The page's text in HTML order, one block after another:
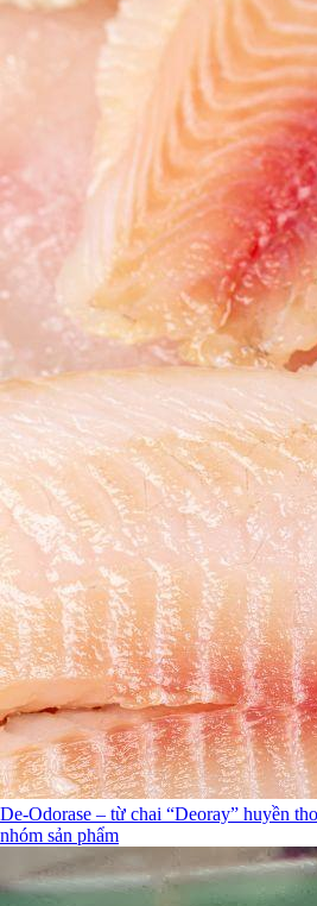
De-Odorase – từ chai “Deoray” huyền
nhóm sản phẩm